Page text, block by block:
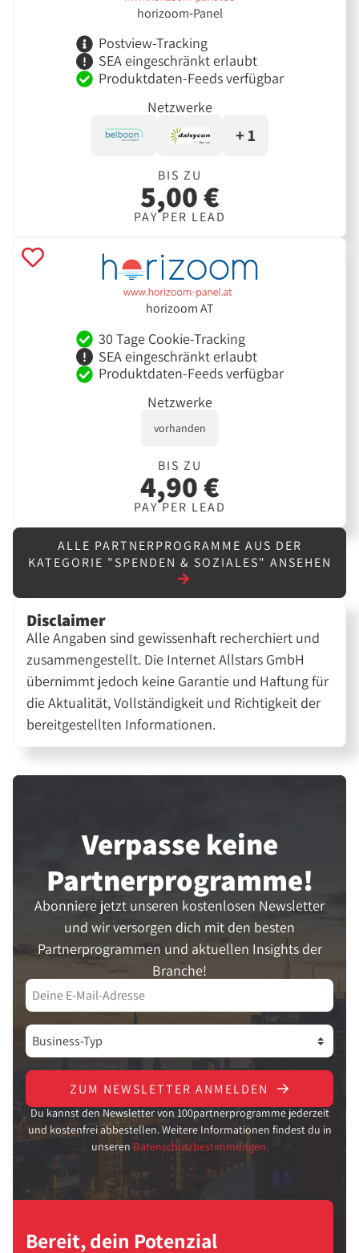
horizoom‑Panel
Postview-Tracking
SEA eingeschränkt erlaubt
Produktdaten-Feeds verfügbar
Netzwerke
+ 1
BIS ZU
5,00 €
PAY PER LEAD
horizoom AT
30 Tage Cookie-Tracking
SEA eingeschränkt erlaubt
Produktdaten-Feeds verfügbar
Netzwerke
vorhanden
BIS ZU
4,90 €
PAY PER LEAD
ALLE PARTNERPROGRAMME AUS DER
KATEGORIE "SPENDEN & SOZIALES" ANSEHEN
Disclaimer
Alle Angaben sind gewissenhaft recherchiert und
zusammengestellt. Die Internet Allstars GmbH
übernimmt jedoch keine Garantie und Haftung für
die Aktualität, Vollständigkeit und Richtigkeit der
bereitgestellten Informationen.
Verpasse keine
Partner­programme!
Abonniere jetzt unseren kostenlosen Newsletter
und wir versorgen dich mit den besten
Partnerprogrammen und aktuellen Insights der
Branche!
ZUM NEWSLETTER ANMELDEN
Du kannst den Newsletter von 100partnerprogramme jederzeit
und kostenfrei abbestellen. Weitere Informationen findest du in
unseren Datenschutzbestimmungen.
Bereit, dein Potenzial